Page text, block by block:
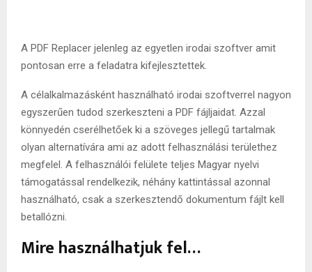
A PDF Replacer jelenleg az egyetlen irodai szoftver amit
pontosan erre a feladatra kifejlesztettek.
A célalkalmazásként használható irodai szoftverrel nagyon
egyszerűen tudod szerkeszteni a PDF fájljaidat. Azzal
könnyedén cserélhetőek ki a szöveges jellegű tartalmak
olyan alternatívára ami az adott felhasználási területhez
megfelel. A felhasználói felülete teljes Magyar nyelvi
támogatással rendelkezik, néhány kattintással azonnal
használható, csak a szerkesztendő dokumentum fájlt kell
betallózni.
Mire használhatjuk fel…